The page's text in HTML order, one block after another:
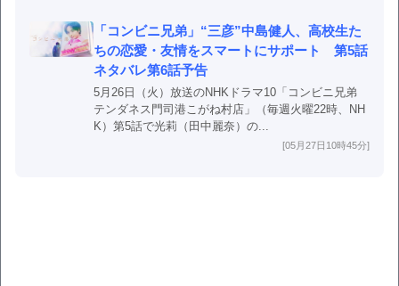
「コンビニ兄弟」“三彦”中島健人、高校生た
ちの恋愛・友情をスマートにサポート 第5話
ネタバレ第6話予告
5月26日（火）放送のNHKドラマ10「コンビニ兄弟
テンダネス門司港こがね村店」（毎週火曜22時、NH
K）第5話で光莉（田中麗奈）の...
[05月27日10時45分]